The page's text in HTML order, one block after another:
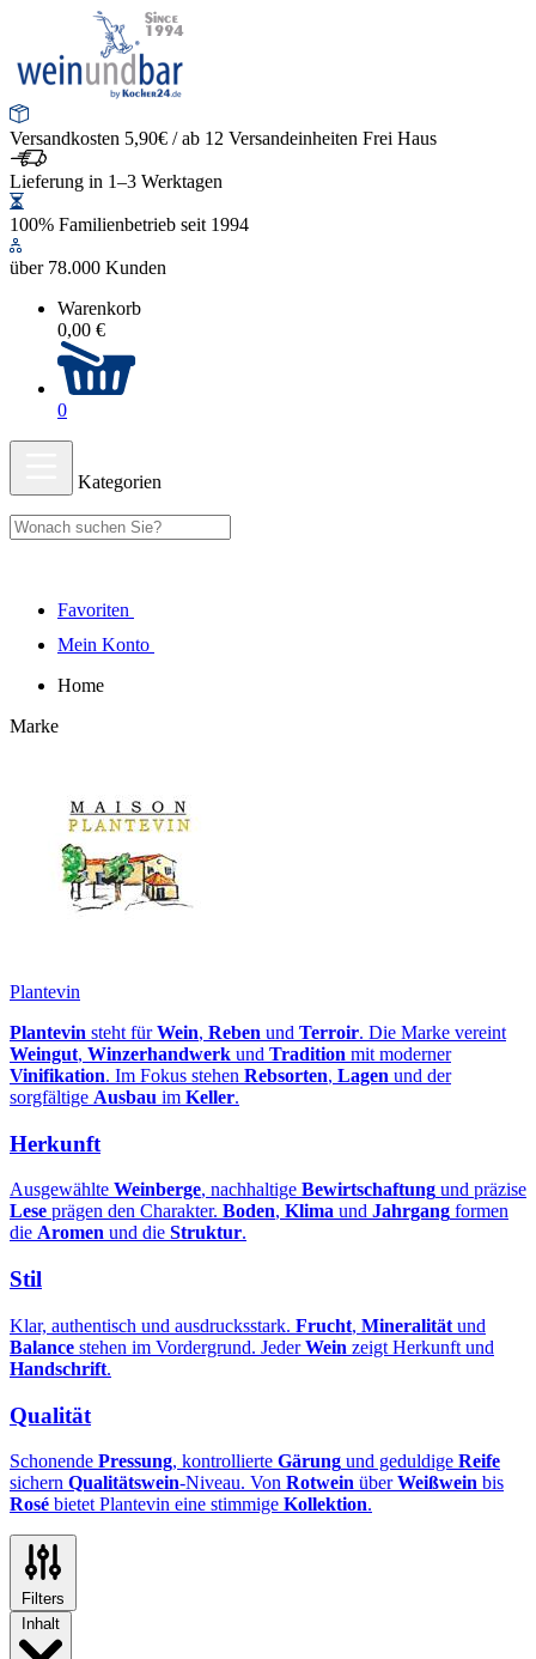
Versandkosten 5,90€ / ab 12 Versandeinheiten Frei Haus
Lieferung in 1–3 Werktagen
100% Familienbetrieb seit 1994
über 78.000 Kunden
Warenkorb
0,00 €
0
Kategorien
Favoriten
Mein Konto
Home
Marke
Plantevin
Plantevin steht fürWein, Reben und Terroir. Die Marke vereint
Weingut, Winzerhandwerk und Tradition mit moderner
Vinifikation. Im Fokus stehen Rebsorten, Lagen und der
sorgfältige Ausbau im Keller.
Herkunft
Ausgewählte Weinberge, nachhaltige Bewirtschaftung und präzise
Lese prägen den Charakter. Boden, Klima und Jahrgang formen
die Aromen und die Struktur.
Stil
Klar, authentisch und ausdrucksstark. Frucht, Mineralität und
Balance stehen im Vordergrund. JederWein zeigt Herkunft und
Handschrift.
Qualität
Schonende Pressung, kontrollierte Gärung und geduldige Reife
sichern Qualitätswein-Niveau. Von Rotwein überWeißwein bis
Rosé bietet Plantevin eine stimmige Kollektion.
Filters
Inhalt